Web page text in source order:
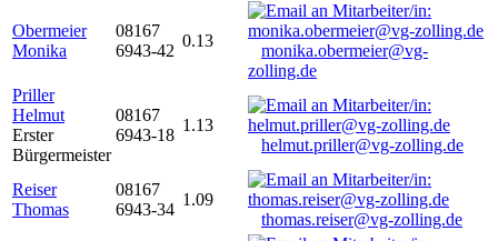
Obermeier
Monika
08167
6943-42
0.13
monika.obermeier@vg-
zolling.de
Priller
Helmut
Erster
Bürgermeister
08167
6943-18
1.13
helmut.priller@vg-zolling.de
Reiser
Thomas
08167
6943-34
1.09
thomas.reiser@vg-zolling.de